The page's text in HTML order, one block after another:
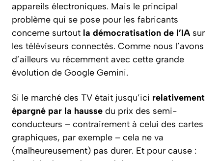
appareils électroniques. Mais le principal
problème qui se pose pour les fabricants
concerne surtout la démocratisation de l’IA sur
les téléviseurs connectés. Comme nous l’avons
d’ailleurs vu récemment avec cette grande
évolution de Google Gemini.
Si le marché des TV était jusqu’ici relativement
épargné par la hausse du prix des semi-
conducteurs – contrairement à celui des cartes
graphiques, par exemple – cela ne va
(malheureusement) pas durer. Et pour cause :